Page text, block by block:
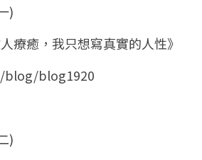
)
療癒，我只想寫真實的人性》
blog/blog1920
)